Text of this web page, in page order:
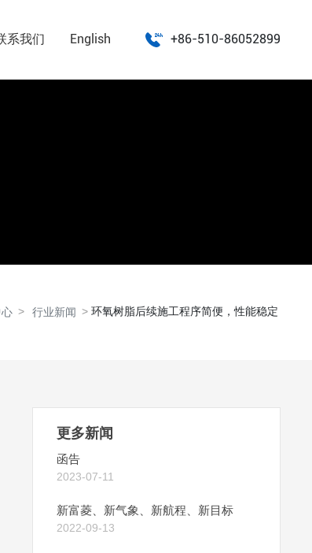
系我们 English +86-510-86052899
行业新闻 环氧树脂后续施工程序简便，性能稳定
更多新闻
函告
2023-07-11
新富菱、新气象、新航程、新目标
2022-09-13